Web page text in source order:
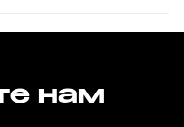
нам